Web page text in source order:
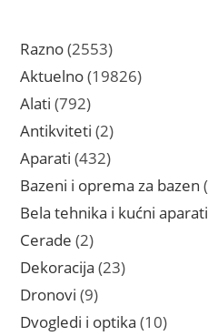
Razno 25532553
proizvoda
Aktuelno 1982619826
Alati 792792
proizvoda
Antikviteti 22
proizvoda
Aparati 432432
proizvoda
Bazeni i oprema za bazen
Bela tehnika i kućni aparati
Cerade 22
proizvoda
Dekoracija 2323
Dronovi 99
proizvoda
Dvogledi i optika 1010